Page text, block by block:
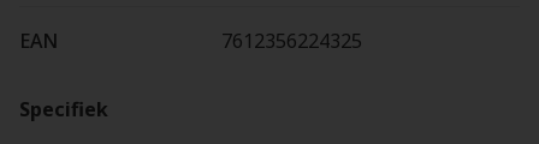
EAN 7612356224325
Specifiek